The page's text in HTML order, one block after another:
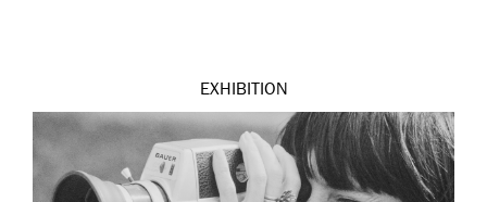
EXHIBITION